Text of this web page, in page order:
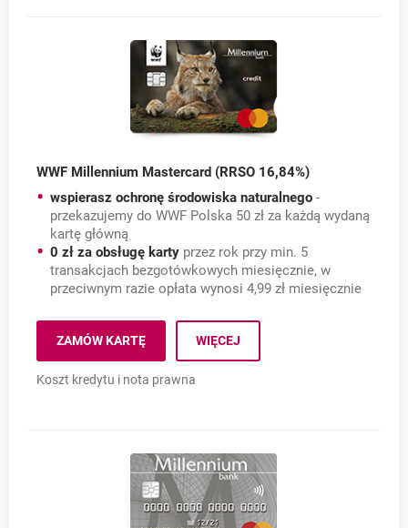
WWF Millennium Mastercard (RRSO 16,84%)
wspierasz ochronę środowiska naturalnego -
przekazujemy do WWF Polska 50 zł za każdą wydaną
kartę główną
0 zł za obsługę karty przez rok przy min. 5
transakcjach bezgotówkowych miesięcznie, w
przeciwnym razie opłata wynosi 4,99 zł miesięcznie
ZAMÓW KARTĘWWF MILLENNIUM MASTERCARD (RRSO 16,84%)
WIĘCEJ
Koszt kredytu i nota prawna